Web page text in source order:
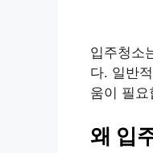
입주청소
다. 일반
움이 필요
왜 입